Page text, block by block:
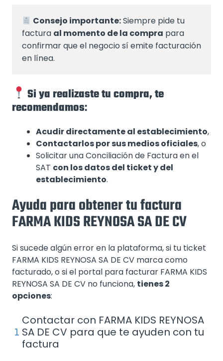
Consejo importante: Siempre pide tu
factura al momento de la compra para
confirmar que el negocio sí emite facturación
en línea.
Si ya realizaste tu compra, te
recomendamos:
Acudir directamente al establecimiento,
Contactarlos por sus medios oficiales, o
Solicitar una Conciliación de Factura en el
SAT con los datos del ticket y del
establecimiento.
Ayuda para obtener tu factura
FARMA KIDS REYNOSA SA DE CV
Si sucede algún error en la plataforma, si tu ticket
FARMA KIDS REYNOSA SA DE CV marca como
facturado, o si el portal para facturar FARMA KIDS
REYNOSA SA DE CV no funciona, tienes 2
opciones:
Contactar con FARMA KIDS REYNOSA
SA DE CV para que te ayuden con tu
factura